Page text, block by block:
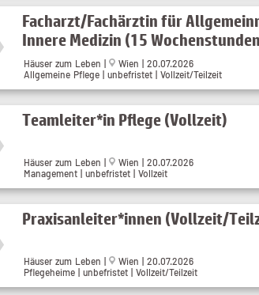
Facharzt/Fachärztin für
Innere Medizin (15
Häuser zum Leben |
Wien | 20.07.2026
Allgemeine Pflege | unbefristet | Vollzeit/Teilzeit
Teamleiter*in Pflege (Vollzeit)
Häuser zum Leben |
Wien | 20.07.2026
Management | unbefristet | Vollzeit
Praxisanleiter*innen (Vollzeit/
Häuser zum Leben |
Wien | 20.07.2026
Pflegeheime | unbefristet | Vollzeit/Teilzeit